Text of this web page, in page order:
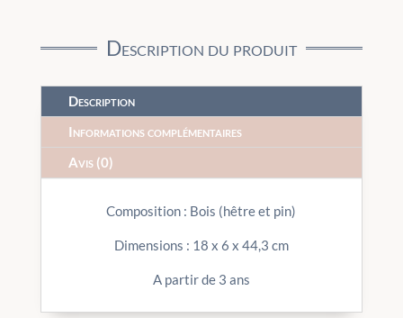
Description du produit
Description
Informations complémentaires
Avis (0)
Composition : Bois (hêtre et pin)
Dimensions : 18 x 6 x 44,3 cm
A partir de 3 ans